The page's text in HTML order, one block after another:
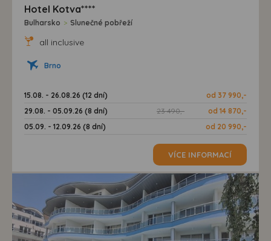
Hotel Kotva****
Bulharsko > Slunečné pobřeží
all inclusive
Brno
15.08. - 26.08.26 (12 dní)
od 37 990,-
29.08. - 05.09.26 (8 dní)
23 490,-
od 14 870,-
05.09. - 12.09.26 (8 dní)
od 20 990,-
VÍCE INFORMACÍ